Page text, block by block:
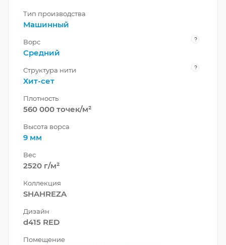
Тип производства
Машинный
Ворс ?
Средний
Структура нити ?
Хит-сет
Плотность
560 000 точек/м²
Высота ворса
9 мм
Вес
2520 г/м²
Коллекция
SHAHREZA
Дизайн
d415 RED
Помещение